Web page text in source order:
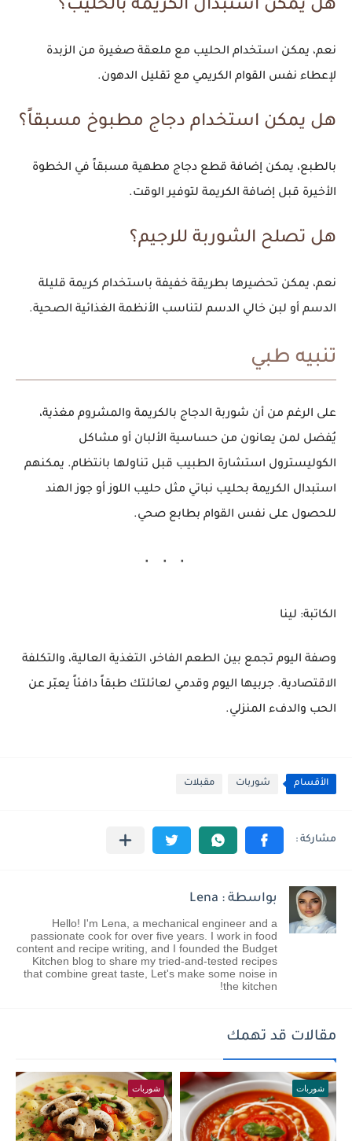
هل يمكن استبدال الكريمة بالحليب؟
نعم، يمكن استخدام الحليب مع ملعقة صغيرة من الزبدة
لإعطاء نفس القوام الكريمي مع تقليل الدهون.
هل يمكن استخدام دجاج مطبوخ مسبقاً؟
بالطبع، يمكن إضافة قطع دجاج مطهية مسبقاً في الخطوة
الأخيرة قبل إضافة الكريمة لتوفير الوقت.
هل تصلح الشوربة للرجيم؟
نعم، يمكن تحضيرها بطريقة خفيفة باستخدام كريمة قليلة
الدسم أو لبن خالي الدسم لتناسب الأنظمة الغذائية الصحية.
تنبيه طبي
على الرغم من أن شوربة الدجاج بالكريمة والمشروم مغذية،
يُفضل لمن يعانون من حساسية الألبان أو مشاكل
الكوليسترول استشارة الطبيب قبل تناولها بانتظام. يمكنهم
استبدال الكريمة بحليب نباتي مثل حليب اللوز أو جوز الهند
للحصول على نفس القوام بطابع صحي.
الكاتبة: لينا
وصفة اليوم تجمع بين الطعم الفاخر، التغذية العالية، والتكلفة
الاقتصادية. جربيها اليوم وقدمي لعائلتك طبقاً دافئاً يعبّر عن
الحب والدفء المنزلي.
الأقسام شوربات مقبلات
بواسطة : Lena
Hello! I'm Lena, a mechanical engineer and a
passionate cook for over five years. I work in food
content and recipe writing, and I founded the Budget
Kitchen blog to share my tried-and-tested recipes
that combine great taste, Let's make some noise in
the kitchen!
مقالات قد تهمك
شوربات شوربات